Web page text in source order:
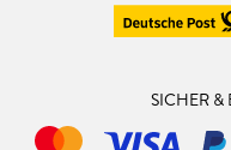
SICHER &